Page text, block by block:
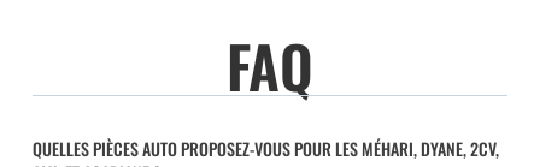
FAQ
QUELLES PIÈCES AUTO PROPOSEZ-VOUS POUR LES MÉHARI, DYANE, 2CV,